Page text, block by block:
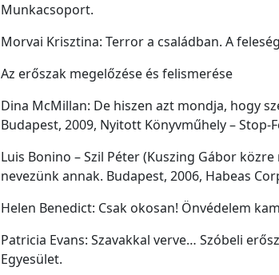
Munkacsoport.
Morvai Krisztina: Terror a családban. A
Az erőszak megelőzése és felismerése
Dina McMillan: De hiszen azt mondja, hogy
Budapest, 2009, Nyitott Könyvműhely – Stop-
Luis Bonino – Szil Péter (Kuszing Gábor
nevezünk annak. Budapest, 2006, Habeas
Helen Benedict: Csak okosan! Önvédelem
Patricia Evans: Szavakkal verve… Szóbeli
Egyesület.